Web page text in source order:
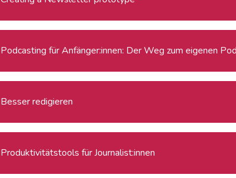
Podcasting für Anfänger:innen: Der Weg zum eigenen
Besser redigieren
Produktivitätstools für Journalist:innen